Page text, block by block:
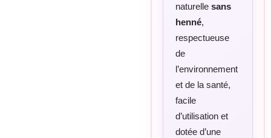
naturelle sans
henné,
respectueuse
de
l’environnement
et de la santé,
facile
d’utilisation et
dotée d’une